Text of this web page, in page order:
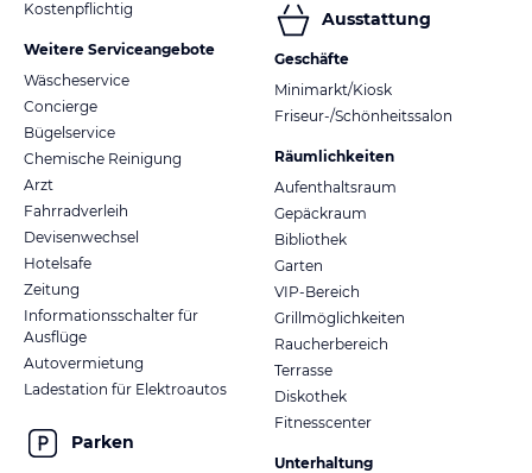
Kostenpflichtig
Weitere Serviceangebote
Wäscheservice
Concierge
Bügelservice
Chemische Reinigung
Arzt
Fahrradverleih
Devisenwechsel
Hotelsafe
Zeitung
Informationsschalter für
Ausflüge
Autovermietung
Ladestation für Elektroautos
Parken
Ausstattung
Geschäfte
Minimarkt/Kiosk
Friseur-/Schönheitssalon
Räumlichkeiten
Aufenthaltsraum
Gepäckraum
Bibliothek
Garten
VIP-Bereich
Grillmöglichkeiten
Raucherbereich
Terrasse
Diskothek
Fitnesscenter
Unterhaltung